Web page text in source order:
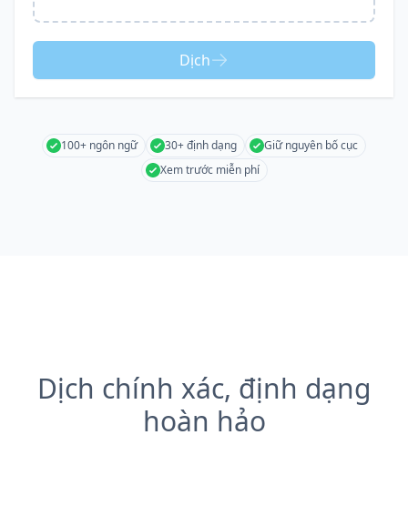
Dịch
100+ ngôn ngữ 30+ định dạng
Giữ nguyên bố cục
Xem trước miễn phí
Dịch chính xác, định dạng
hoàn hảo